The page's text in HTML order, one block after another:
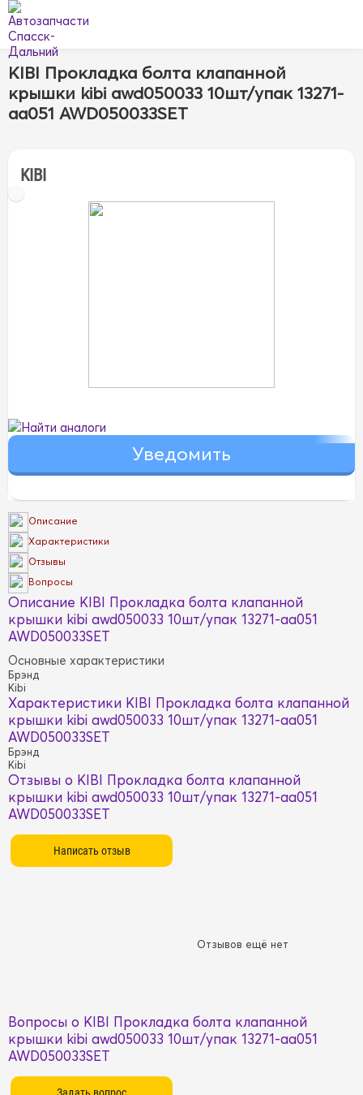
KIBI Прокладка болта клапанной
крышки kibi awd050033 10шт/упак 13271-
aa051 AWD050033SET
KIBI
Найти аналоги
Описание
Характеристики
Отзывы
Вопросы
Описание KIBI Прокладка болта клапанной
крышки kibi awd050033 10шт/упак 13271-aa051
AWD050033SET
Основные характеристики
Брэнд
Kibi
Характеристики KIBI Прокладка болта клапанной
крышки kibi awd050033 10шт/упак 13271-aa051
AWD050033SET
Брэнд
Kibi
Отзывы о KIBI Прокладка болта клапанной
крышки kibi awd050033 10шт/упак 13271-aa051
AWD050033SET
Отзывов ещё нет
Вопросы о KIBI Прокладка болта клапанной
крышки kibi awd050033 10шт/упак 13271-aa051
AWD050033SET